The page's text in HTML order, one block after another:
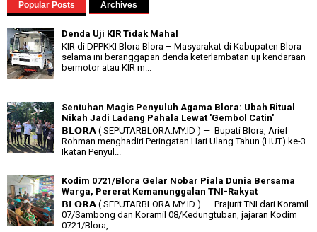
Popular Posts Archives
Denda Uji KIR Tidak Mahal
KIR di DPPKKI Blora Blora – Masyarakat di Kabupaten Blora
selama ini beranggapan denda keterlambatan uji kendaraan
bermotor atau KIR m...
Sentuhan Magis Penyuluh Agama Blora: Ubah Ritual
Nikah Jadi Ladang Pahala Lewat 'Gembol Catin'
𝗕𝗟𝗢𝗥𝗔 ( SEPUTARBLORA.MY.ID ) — Bupati Blora, Arief
Rohman menghadiri Peringatan Hari Ulang Tahun (HUT) ke-3
Ikatan Penyul...
Kodim 0721/Blora Gelar Nobar Piala Dunia Bersama
Warga, Pererat Kemanunggalan TNI-Rakyat
𝗕𝗟𝗢𝗥𝗔 ( SEPUTARBLORA.MY.ID ) — Prajurit TNI dari Koramil
07/Sambong dan Koramil 08/Kedungtuban, jajaran Kodim
0721/Blora,...